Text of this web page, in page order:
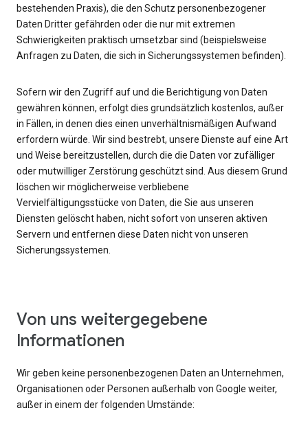
bestehenden Praxis), die den Schutz personenbezogener
Daten Dritter gefährden oder die nur mit extremen
Schwierigkeiten praktisch umsetzbar sind (beispielsweise
Anfragen zu Daten, die sich in Sicherungssystemen befinden).
Sofern wir den Zugriff auf und die Berichtigung von Daten
gewähren können, erfolgt dies grundsätzlich kostenlos, außer
in Fällen, in denen dies einen unverhältnismäßigen Aufwand
erfordern würde. Wir sind bestrebt, unsere Dienste auf eine Art
und Weise bereitzustellen, durch die die Daten vor zufälliger
oder mutwilliger Zerstörung geschützt sind. Aus diesem Grund
löschen wir möglicherweise verbliebene
Vervielfältigungsstücke von Daten, die Sie aus unseren
Diensten gelöscht haben, nicht sofort von unseren aktiven
Servern und entfernen diese Daten nicht von unseren
Sicherungssystemen.
Von uns weitergegebene
Informationen
Wir geben keine personenbezogenen Daten an Unternehmen,
Organisationen oder Personen außerhalb von Google weiter,
außer in einem der folgenden Umstände: